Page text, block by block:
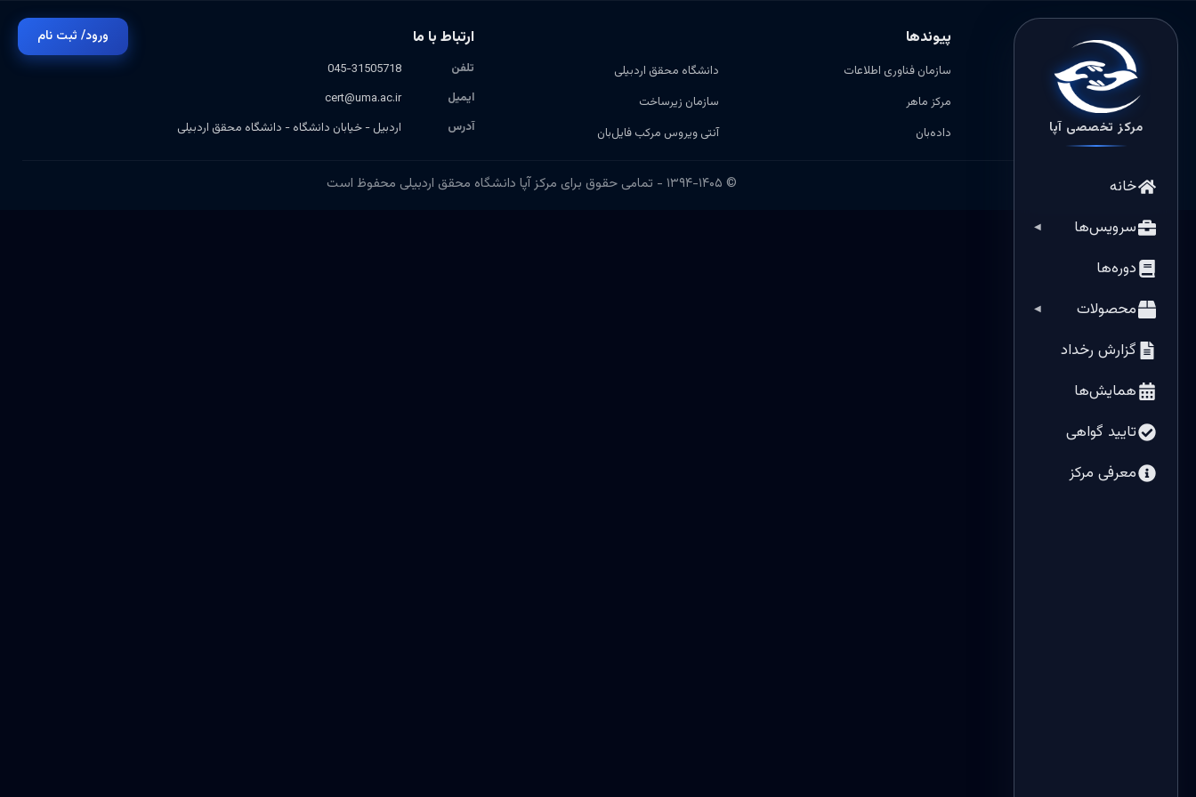
ورود/ ثبت نام
مرکز تخصصی آپا
خانه
سرویس‌ها
◀
دوره‌ها
محصولات
◀
گزارش رخداد
همایش‌ها
تایید گواهی
معرفی مرکز
پیوندها
سازمان فناوری اطلاعات
دانشگاه محقق اردبیلی
مرکز ماهر
سازمان زیرساخت
داده‌بان
آنتی ویروس مرکب فایل‌بان
ارتباط با ما
تلفن
045-31505718
ایمیل
cert@uma.ac.ir
آدرس
اردبیل - خیابان دانشگاه - دانشگاه محقق اردبیلی
© ۱۳۹۴-۱۴۰۵ - تمامی حقوق برای مرکز آپا دانشگاه محقق اردبیلی محفوظ است